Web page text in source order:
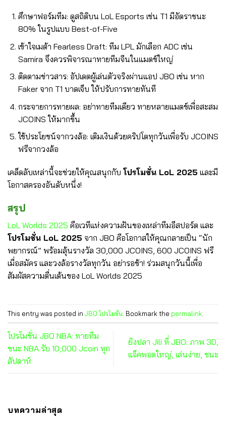
ศึกษาฟอร์มทีม: ดูสถิติบน LoL Esports เช่น T1 มีอัตราชนะ
80% ในรูปแบบ Best-of-Five
เข้าใจเมต้า Fearless Draft: ทีม LPL มักเลือก ADC เช่น
Samira จึงควรพิจารณาทายทีมจีนในแมตช์ใหญ่
ติดตามข่าวสาร: อัปเดตผู้เล่นตัวจริงผ่านแอป JBO เช่น หาก
Faker จาก T1 บาดเจ็บ ให้ปรับการทายทันที
กระจายการทายผล: อย่าทายทีมเดียว ทายหลายแมตช์เพื่อสะสม
JCOINS ให้มากขึ้น
ใช้ประโยชน์จากวงล้อ: เติมเงินด้วยคริปโตทุกวันเพื่อรับ JCOINS
ฟรีจากวงล้อ
เคล็ดลับเหล่านี้จะช่วยให้คุณสนุกกับ โปรโมชั่น LoL 2025 และมี
โอกาสครองอันดับหนึ่ง!
สรุป
LoL Worlds 2025 คือเวทีแห่งความฝันของเหล่าทีมอีสปอร์ต และ
โปรโมชั่น LoL 2025 จาก JBO คือโอกาสให้คุณกลายเป็น “นัก
พยากรณ์” พร้อมลุ้นรางวัล 30,000 JCOINS, 600 JCOINS ฟรี
เมื่อสมัคร และวงล้อรางวัลทุกวัน อย่ารอช้า! ร่วมสนุกวันนี้เพื่อ
สัมผัสความตื่นเต้นของ LoL Worlds 2025
This entry was posted in JBO โปรโมชั่น . Bookmark the permalink
โปรโมชั่น JBO NBA: ทายทีม
ชนะ NBA รับ 10,000 Jcoin ทุก
สัปดาห์
ยิงปลา Jili ที่ JBO: ภาพ 3D,
แจ็คพอตใหญ่, เล่นง่าย, ชนะ
บทความล่าสุด